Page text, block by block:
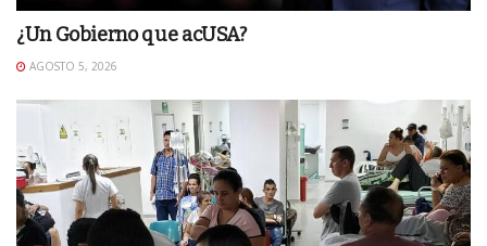
¿Un Gobierno que acUSA?
AGOSTO 5, 2026